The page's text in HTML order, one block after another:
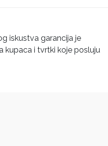
iskustva garancija je
kupaca i tvrtki koje posluju